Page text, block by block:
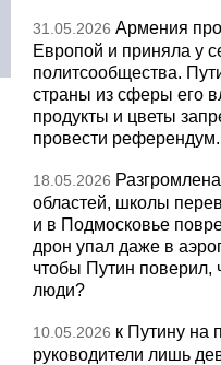
31.05.2026 Армения
Европой и приняла у
политсообщества.
страны из сферы его
продукты и цветы
провести
18.05.2026
областей, школы
и в Подмосковье
дрон упал даже в
чтобы Путин поверил,
люди?
10.05.2026 к Путину на
руководители лишь